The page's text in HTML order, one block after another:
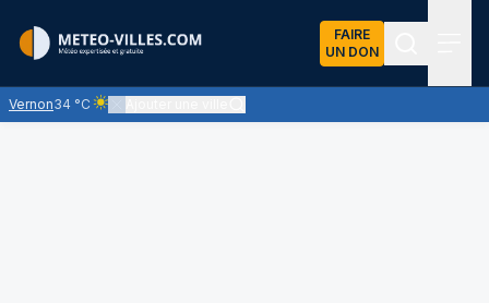
FAIRE
UN DON
Vernon34 °C
Ciel clair - quasiment pas de nuages et un soleil omniprésent